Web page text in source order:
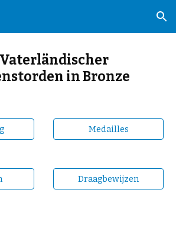
Skip to navigation
in Bronze
Medailles
Draagbewijzen